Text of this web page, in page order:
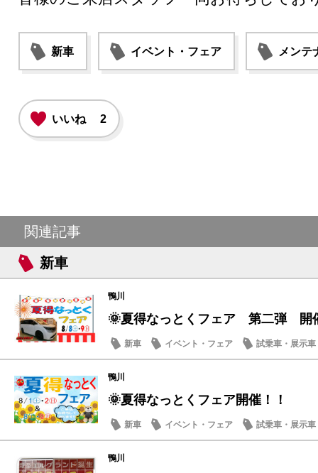
新車 イベント・フェア メンテ
いいね 2
関連記事
新車
鴨川
🌞夏得なっとくフェア 第二弾 開
新車 イベント・フェア
試乗車・展示車
営業日・店休日
鴨川
🌞夏得なっとくフェア開催！！
新車 イベント・フェア 試乗車・展示車
鴨川